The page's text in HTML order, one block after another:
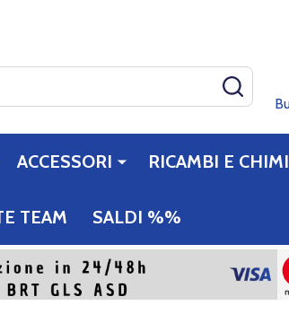
ACCESSORI RICAMBI E
TEAM SALDI %%